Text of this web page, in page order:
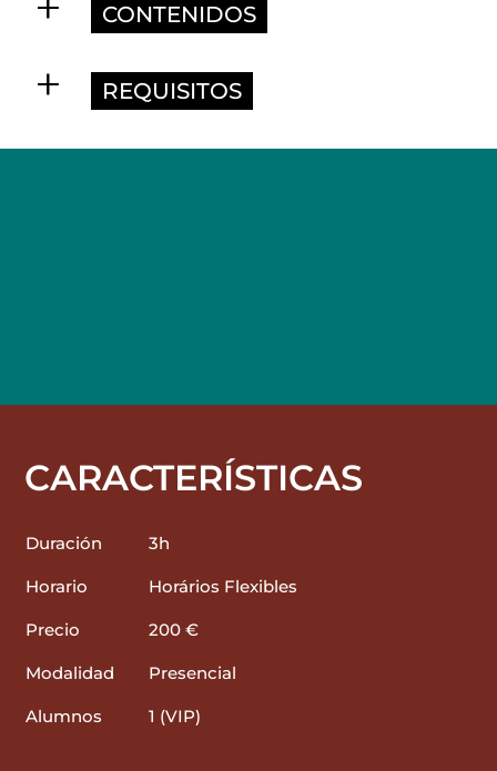
CONTENIDOS
REQUISITOS
CARACTERÍSTICAS
Duración 3h
Horario Horários Flexibles
Precio 200 €
Modalidad Presencial
Alumnos 1 (VIP)